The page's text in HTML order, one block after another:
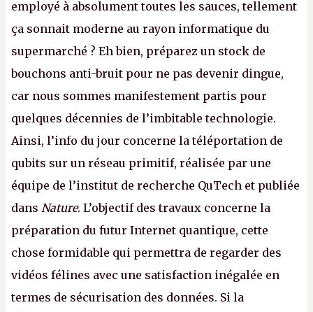
employé à absolument toutes les sauces, tellement
ça sonnait moderne au rayon informatique du
supermarché ? Eh bien, préparez un stock de
bouchons anti-bruit pour ne pas devenir dingue,
car nous sommes manifestement partis pour
quelques décennies de l’imbitable technologie.
Ainsi, l’info du jour concerne la téléportation de
qubits sur un réseau primitif, réalisée par une
équipe de l’institut de recherche QuTech et publiée
dans Nature. L’objectif des travaux concerne la
préparation du futur Internet quantique, cette
chose formidable qui permettra de regarder des
vidéos félines avec une satisfaction inégalée en
termes de sécurisation des données. Si la